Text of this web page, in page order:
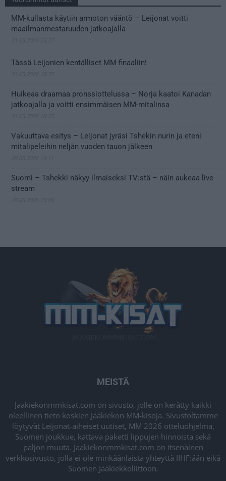
MM-kullasta käytiin armoton vääntö – Leijonat voitti
maailmanmestaruuden jatkoajalla
Tässä Leijonien kentälliset MM-finaaliin!
Huikeaa draamaa pronssiottelussa – Norja kaatoi Kanadan
jatkoajalla ja voitti ensimmäisen MM-mitalinsa
Vakuuttava esitys – Leijonat jyräsi Tshekin nurin ja eteni
mitalipeleihin neljän vuoden tauon jälkeen
Suomi – Tshekki näkyy ilmaiseksi TV:stä – näin aukeaa live
stream
MEISTÄ
Jaakiekonmmkisat.com on sivusto, jolle on kerätty kaikki
oleellinen tieto koskien Jääkiekon MM-kisoja. Sivustoltamme
löytyvät Leijonat-aiheiset uutiset, MM 2026 otteluohjelma,
Suomen joukkue, kattava paketti lippujen hinnoista sekä
paljon muuta. Jaakiekonmmkisat.com on itsenäinen
verkkosivusto, jolla ei ole minkäänlaista yhteyttä IIHF:ään eikä
Suomen Jääkiekkoliittoon.